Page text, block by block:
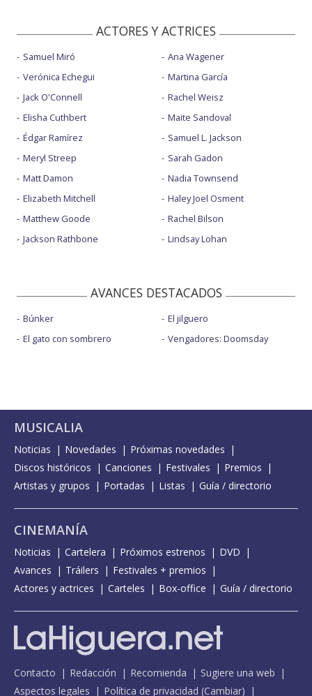
ACTORES Y ACTRICES
Samuel Miró
Verónica Echegui
Jack O'Connell
Elisha Cuthbert
Édgar Ramírez
Meryl Streep
Matt Damon
Elizabeth Mitchell
Matthew Goode
Jackson Rathbone
Ana Wagener
Martina García
Rachel Weisz
Maite Sandoval
Samuel L. Jackson
Sarah Gadon
Nadia Townsend
Haley Joel Osment
Rachel Bilson
Lindsay Lohan
AVANCES DESTACADOS
Búnker
El gato con sombrero
El jilguero
Vengadores: Doomsday
MUSICALIA
Noticias Novedades
Próximas novedades
Discos históricos
Canciones Festivales
Premios
Artistas y grupos
Portadas Listas Guía / directorio
CINEMANÍA
Noticias Cartelera Próximos estrenos
DVD
Avances
Tráilers
Festivales + premios
Actores y actrices
Carteles Box-office Guía / directorio
Contacto Redacción Recomienda
Sugiere una web
Aspectos legales
Política de privacidad (Cambiar)